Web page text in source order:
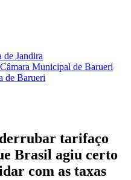
tarifaço
Brasil agiu certo
com as taxas